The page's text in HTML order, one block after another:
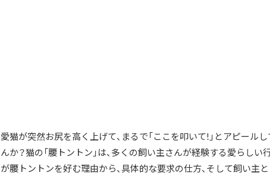
愛猫が突然お尻を高く上げて、まるで「ここを叩いて!」とアピール
んか？猫の「腰トントン」は、多くの飼い主さんが経験する愛らしい
が腰トントンを好む理由から、具体的な要求の仕方、そして飼い主